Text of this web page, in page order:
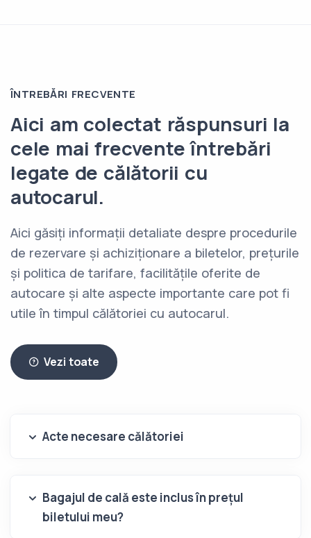
ÎNTREBĂRI FRECVENTE
Aici am colectat răspunsuri la
cele mai frecvente întrebări
legate de călătorii cu
autocarul.
Aici găsiți informații detaliate despre procedurile
de rezervare și achiziționare a biletelor, prețurile
și politica de tarifare, facilitățile oferite de
autocare și alte aspecte importante care pot fi
utile în timpul călătoriei cu autocarul.
Vezi toate
Acte necesare călătoriei
Bagajul de cală este inclus în prețul
biletului meu?